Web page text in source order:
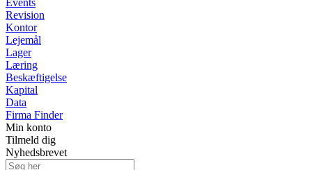
Events
Revision
Kontor
Lejemål
Lager
Læring
Beskæftigelse
Kapital
Data
Firma Finder
Min konto
Tilmeld dig
Nyhedsbrevet